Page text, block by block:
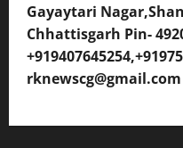
Gayaytari
Chhattisgarh Pin-
rknewscg@gmail.com